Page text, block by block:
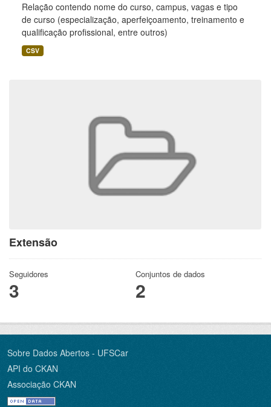
Extensão
Seguidores
3
Conjuntos de dados
2
Relação contendo nome do curso, campus, vagas e tipo
de curso (especialização, aperfeiçoamento, treinamento e
qualificação profissional, entre outros)
CSV
Sobre Dados Abertos - UFSCar
API do CKAN
Associação CKAN